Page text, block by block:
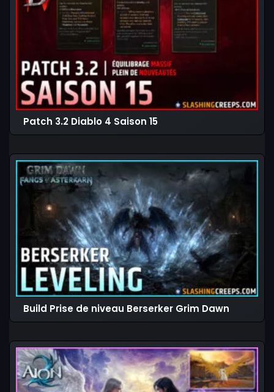
Patch 3.2 Diablo 4 Saison 15
Build Prise de niveau Berserker Grim Dawn